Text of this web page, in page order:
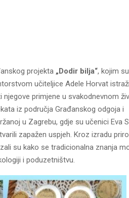
projekta „Dodir bilja“, kojim
učiteljice Adele Horvat
primjene u svakodnevnom
iz područja Građanskog odgoja i
u Zagrebu, gdje su učenici Eva
zapažen uspjeh. Kroz izradu
su kako se tradicionalna znanja
i poduzetništvu.